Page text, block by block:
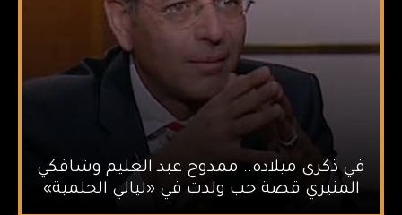
في ذكرى ميلاده.. ممدوح عبد العليم وشافكي
المنيري قصة حب ولدت في «ليالي الحلمية»